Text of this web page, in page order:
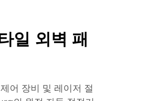
일 외벽 패
어 장비 및 레이저 절